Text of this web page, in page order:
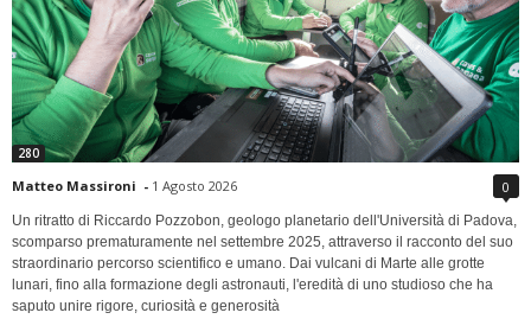
280
Matteo Massironi - 1 Agosto 2026 0
Un ritratto di Riccardo Pozzobon, geologo planetario dell'Università di Padova,
scomparso prematuramente nel settembre 2025, attraverso il racconto del suo
straordinario percorso scientifico e umano. Dai vulcani di Marte alle grotte
lunari, fino alla formazione degli astronauti, l'eredità di uno studioso che ha
saputo unire rigore, curiosità e generosità